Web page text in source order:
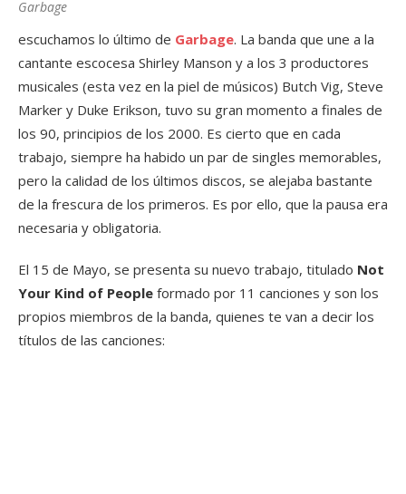
Garbage
escuchamos lo último de Garbage. La banda que une a la
cantante escocesa Shirley Manson y a los 3 productores
musicales (esta vez en la piel de músicos) Butch Vig, Steve
Marker y Duke Erikson, tuvo su gran momento a finales de
los 90, principios de los 2000. Es cierto que en cada
trabajo, siempre ha habido un par de singles memorables,
pero la calidad de los últimos discos, se alejaba bastante
de la frescura de los primeros. Es por ello, que la pausa era
necesaria y obligatoria.
El 15 de Mayo, se presenta su nuevo trabajo, titulado Not
Your Kind of People formado por 11 canciones y son los
propios miembros de la banda, quienes te van a decir los
títulos de las canciones: